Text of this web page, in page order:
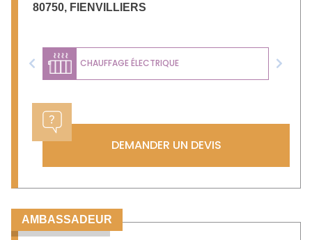
80750, FIENVILLIERS
CHAUFFAGE ÉLECTRIQUE
Previous Next
DEMANDER UN DEVIS
AMBASSADEUR